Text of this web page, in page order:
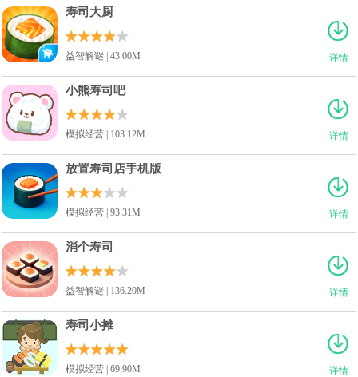
详情
寿司大厨
益智解谜 | 43.00M
详情
小熊寿司吧
模拟经营 | 103.12M
详情
放置寿司店手机版
模拟经营 | 93.31M
详情
消个寿司
益智解谜 | 136.20M
详情
寿司小摊
模拟经营 | 69.90M